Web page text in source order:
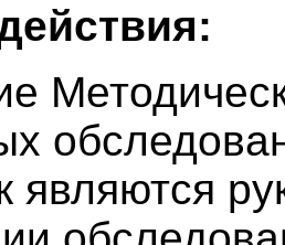
являются